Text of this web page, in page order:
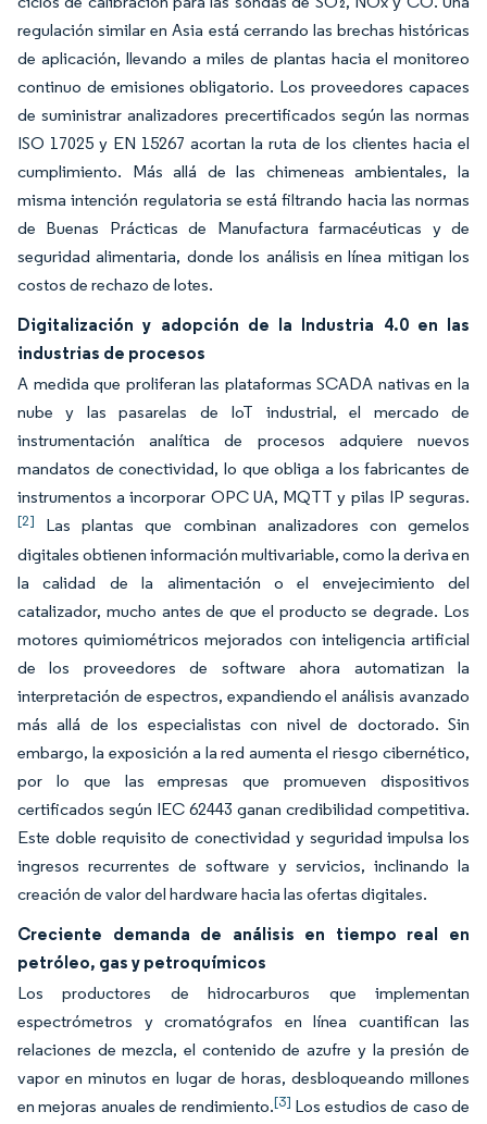
regulación similar en Asia está cerrando las brechas históricas
de aplicación, llevando a miles de plantas hacia el monitoreo
continuo de emisiones obligatorio. Los proveedores capaces
de suministrar analizadores precertificados según las normas
ISO 17025 y EN 15267 acortan la ruta de los clientes hacia el
cumplimiento. Más allá de las chimeneas ambientales, la
misma intención regulatoria se está filtrando hacia las normas
de Buenas Prácticas de Manufactura farmacéuticas y de
seguridad alimentaria, donde los análisis en línea mitigan los
costos de rechazo de lotes.
Digitalización y adopción de la Industria 4.0 en las
industrias de procesos
A medida que proliferan las plataformas SCADA nativas en la
nube y las pasarelas de IoT industrial, el mercado de
instrumentación analítica de procesos adquiere nuevos
mandatos de conectividad, lo que obliga a los fabricantes de
instrumentos a incorporar OPC UA, MQTT y pilas IP seguras.
[2]
Las plantas que combinan analizadores con gemelos
digitales obtienen información multivariable, como la deriva en
la calidad de la alimentación o el envejecimiento del
catalizador, mucho antes de que el producto se degrade. Los
motores quimiométricos mejorados con inteligencia artificial
de los proveedores de software ahora automatizan la
interpretación de espectros, expandiendo el análisis avanzado
más allá de los especialistas con nivel de doctorado. Sin
embargo, la exposición a la red aumenta el riesgo cibernético,
por lo que las empresas que promueven dispositivos
certificados según IEC 62443 ganan credibilidad competitiva.
Este doble requisito de conectividad y seguridad impulsa los
ingresos recurrentes de software y servicios, inclinando la
creación de valor del hardware hacia las ofertas digitales.
Creciente demanda de análisis en tiempo real en
petróleo, gas y petroquímicos
Los productores de hidrocarburos que implementan
espectrómetros y cromatógrafos en línea cuantifican las
relaciones de mezcla, el contenido de azufre y la presión de
vapor en minutos en lugar de horas, desbloqueando millones
en mejoras anuales de rendimiento.[3] Los estudios de caso de